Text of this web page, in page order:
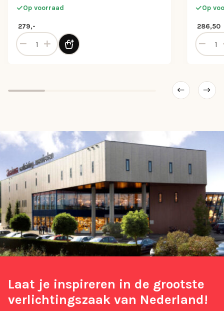
Op voorraad
279,-
Keramische driehoek tafellamp beige/goud met stoffen
Op
286,50
Laat je inspireren in de grootste
verlichtingszaak van Nederland!